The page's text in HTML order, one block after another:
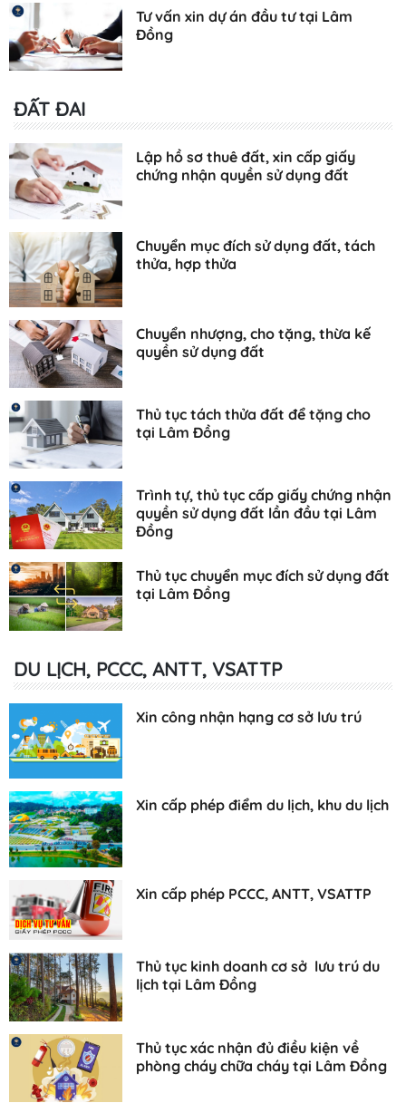
Tư vấn xin dự án đầu tư tại Lâm
Đồng
ĐẤT ĐAI
Lập hồ sơ thuê đất, xin cấp giấy
chứng nhận quyền sử dụng đất
Chuyển mục đích sử dụng đất, tách
thửa, hợp thửa
Chuyển nhượng, cho tặng, thừa kế
quyền sử dụng đất
Thủ tục tách thửa đất để tặng cho
tại Lâm Đồng
Trình tự, thủ tục cấp giấy chứng nhận
quyền sử dụng đất lần đầu tại Lâm
Đồng
Thủ tục chuyển mục đích sử dụng đất
tại Lâm Đồng
DU LỊCH, PCCC, ANTT, VSATTP
Xin công nhận hạng cơ sở lưu trú
Xin cấp phép điểm du lịch, khu du lịch
Xin cấp phép PCCC, ANTT, VSATTP
Thủ tục kinh doanh cơ sở lưu trú du
lịch tại Lâm Đồng
Thủ tục xác nhận đủ điều kiện về
phòng cháy chữa cháy tại Lâm Đồng